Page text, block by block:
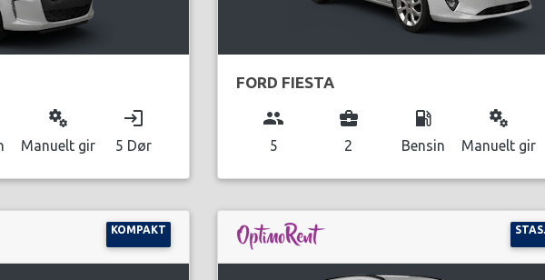
miscellaneous_services
Manuelt gir
login
5 Dør
FORD FIESTA
group
5
business_center
2
local_gas_station
Bensin
miscellaneous_services
Manuelt gir
KOMPAKT